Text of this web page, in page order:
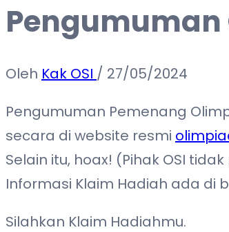
Oleh Kak OSI / 27/05/2024
Pengumuman Pemenang
secara di website resmi
Selain itu, hoax! (Pihak OSI
Informasi Klaim Hadiah ada di
Silahkan Klaim Hadiahmu.